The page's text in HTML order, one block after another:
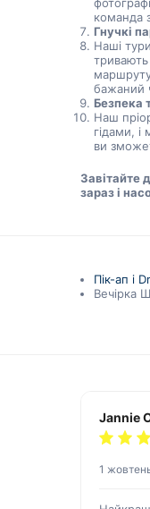
команда
Гнучкі
Наші
бажаний
Безпека
Наш
гідами,
ви
Завітайте
зараз і
Пік-ап і
Вечірка
Jannie
1